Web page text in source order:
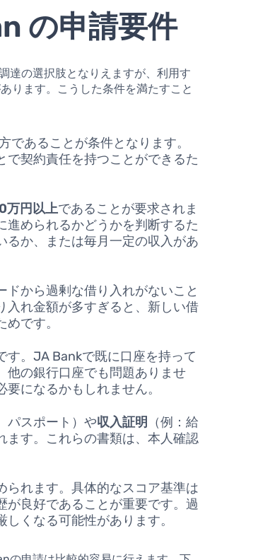
の申請要件
達の選択肢となりえますが、利用す
ります。こうした条件を満たすこと
であることが条件となります。
で契約責任を持つことができるた
万円以上であることが要求されま
められるかどうかを判断するた
るか、または毎月一定の収入があ
から過剰な借り入れがないこと
入れ金額が多すぎると、新しい借
です。
す。JA Bankで既に口座を持って
他の銀行口座でも問題ありませ
になるかもしれません。
パスポート）や収入証明
（例：給
ます。これらの書類は、本人確認
られます。具体的なスコア基準は
良好であることが重要です。過
くなる可能性があります。